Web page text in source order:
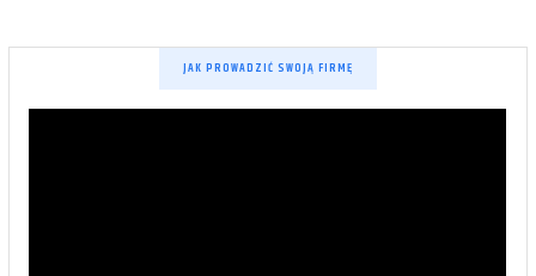
JAK PROWADZIĆ SWOJĄ FIRMĘ